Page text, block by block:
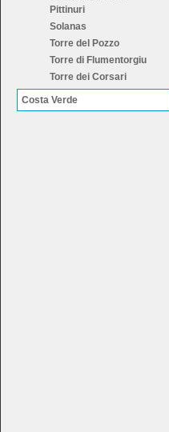
Pittinuri
Solanas
Torre del Pozzo
Torre di Flumentorgiu
Torre dei Corsari
Costa Verde